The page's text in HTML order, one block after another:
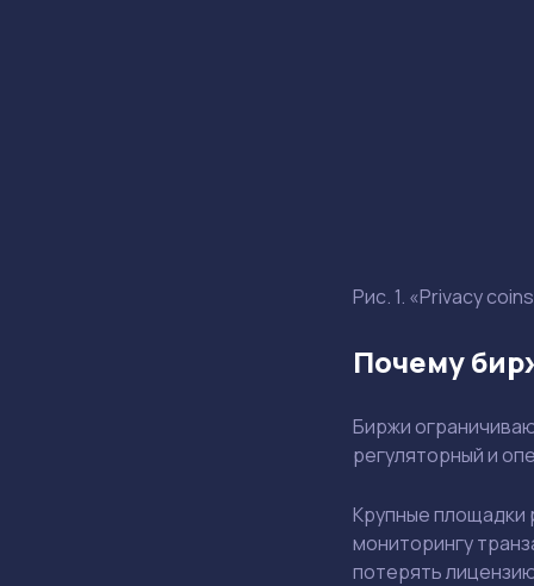
Рис. 1. «Privacy
Почему
Биржи
регуляторный и
Крупные площадки
мониторингу
потерять